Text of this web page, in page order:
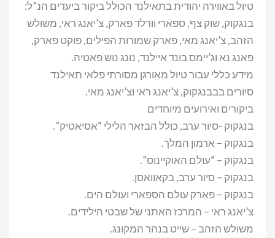
טיול באווירה יהודית בתאילנד הכולל ביקור ביעדים הנ”ל:
בנגקוק, שוק צף, ספארי וורלד פארק, צ’יאנג ראי, משולש
הזהב, צ’יאנג מאי, פארק שמורות הפילים, פוקט פארק,
פאנג נא וג’יימס בונד איילנד, נונג נוש פאטיה.
מידע כללי עבור טיול מאורגן מסורתי פלאי תאילנד
סיורים בבבנגקוק, צ’יאנג ראי וצ’יאנג מאי.
ביקורים ואירועים מיוחדים
בנגקוק -סיור ערב, כולל הבזאר הלילי “אסיאטיק”.
בנגקוק – ארמון המלך.
בנגקוק – “עולם האוקיינוס”.
בנגקוק – סיור ערב, בקאוואסן.
בנגקוק – פארק עולם הספארי ועולם הים.
צ’יאנג ראי – המרכז האתני של שבטי הילידים.
משולש הזהב – שייט בנהר המקונג.